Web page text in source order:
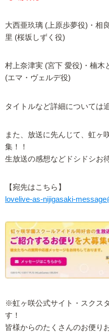
大西亜玖璃 (上原歩夢役)・相
里 (桜坂しずく役)
村上奈津実 (宮下 愛役)・楠木
(エマ・ヴェルデ役)
タイトルなど詳細については
また、放送に先んじて、虹ヶ
集！！
生放送の感想などドシドシお
【宛先はこちら】
lovelive-as-nijigasaki-
※虹ヶ咲公式サイト・スクス
す！
皆様からのたくさんのお便り